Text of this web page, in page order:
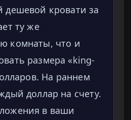
дешевой кровати за
ту же
комнаты, что и
размера «king-
На раннем
доллар на счету.
в ваши